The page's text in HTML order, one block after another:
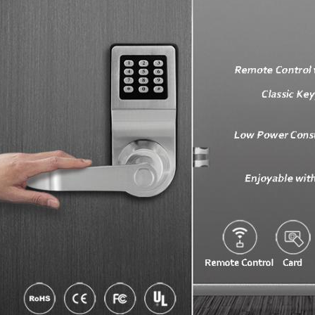
сообщение Мы перезвоним
ближайшее время!